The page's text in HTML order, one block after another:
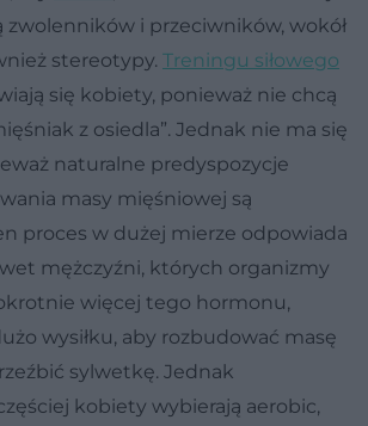
i przeciwników, wokół
stereotypy. Treningu siłowego
się kobiety, ponieważ nie chcą
z osiedla”. Jednak nie ma się
naturalne predyspozycje
masy mięśniowej są
proces w dużej mierze odpowiada
mężczyźni, których organizmy
więcej tego hormonu,
wysiłku, aby rozbudować masę
sylwetkę. Jednak
kobiety wybierają aerobic,